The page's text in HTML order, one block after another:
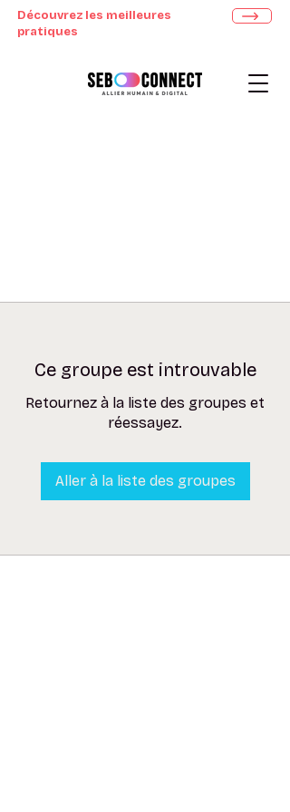
Découvrez les meilleures
pratiques
Ce groupe est introuvable
Retournez à la liste des groupes et
réessayez.
Aller à la liste des groupes